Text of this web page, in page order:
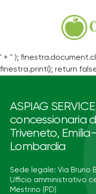
' + '' );
finestra.print(); return
ASPIAG SERVICE
concessionaria
Triveneto,
Lombardia
Sede legale: Via Bruno
Ufficio amministrativo
Mestrino (PD)